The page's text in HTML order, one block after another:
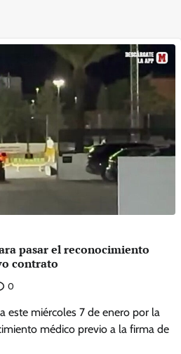
pasar el reconocimiento
contrato
0
este miércoles 7 de enero por la
médico previo a la firma de